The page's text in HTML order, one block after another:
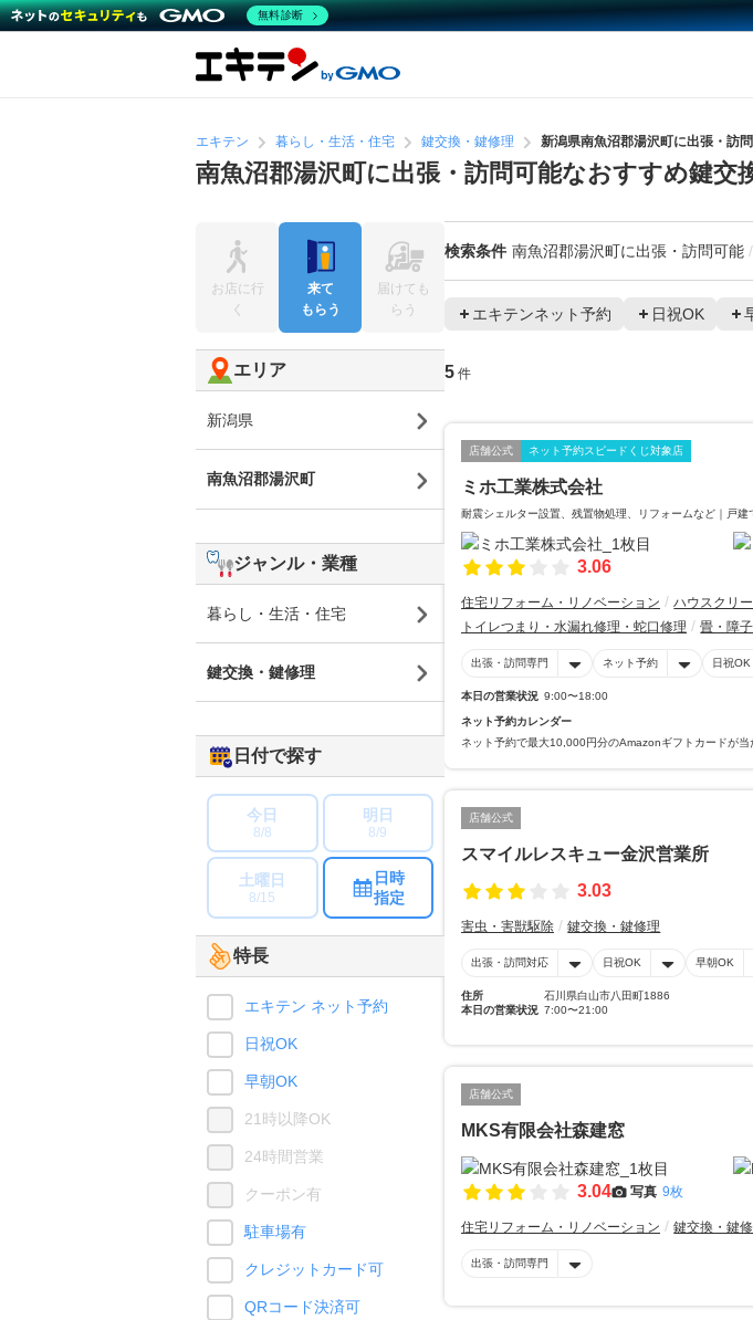
エキテン 暮らし・生活・住宅 鍵交換・鍵修理 新潟県南魚沼郡湯沢町に出張・訪
南魚沼郡湯沢町に出張・訪問可能なおすすめ鍵交
検索条件 南魚沼郡湯沢町に出張・訪問可能
エキテンネット予約 日祝OK
5 件
店舗公式 ネット予約スピードくじ対象店
ミホ工業株式会社
耐震シェルター設置、残置物処理、リフォームなど｜戸
3.06
住宅リフォーム・リノベーション ハウスクリ
トイレつまり・水漏れ修理・蛇口修理
畳・障
出張・訪問専門 ネット予約 日祝OK
本日の営業状況 9:00〜18:00
ネット予約カレンダー
ネット予約で最大10,000円分のAmazonギフトカードが当
店舗公式
スマイルレスキュー金沢営業所
3.03
害虫・害獣駆除 鍵交換・鍵修理
出張・訪問対応 日祝OK 早朝OK
住所
石川県白山市八田町1886
本日の営業状況 7:00〜21:00
店舗公式
MKS有限会社森建窓
3.04 写真 9枚
住宅リフォーム・リノベーション 鍵交換・鍵
出張・訪問専門
お店に行
く
来て
もらう
届けても
らう
エリア
新潟県
南魚沼郡湯沢町
ジャンル・業種
暮らし・生活・住宅
鍵交換・鍵修理
日付で探す
今日
8/8
明日
8/9
土曜日
8/15
日時
指定
特長
エキテン ネット予約
日祝OK
早朝OK
21時以降OK
24時間営業
クーポン有
駐車場有
クレジットカード可
QRコード決済可
無料診断